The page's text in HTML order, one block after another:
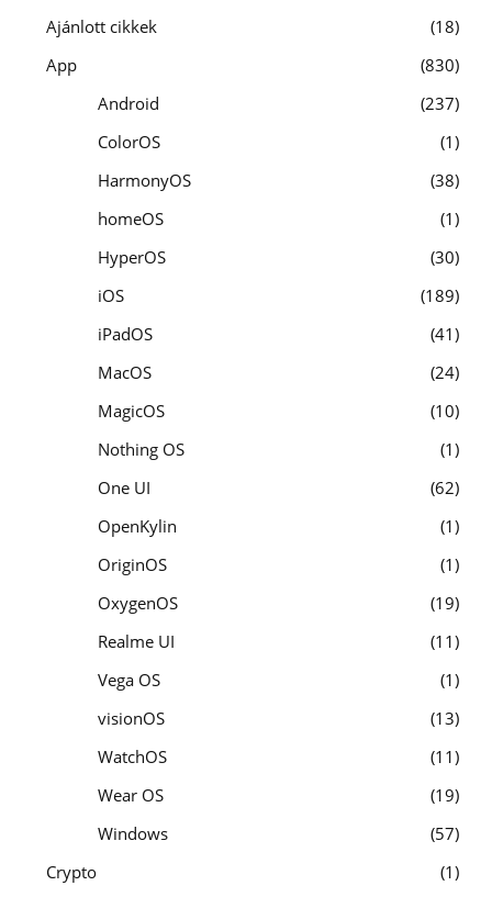
Ajánlott cikkek
18
App
830
Android
237
ColorOS
1
HarmonyOS
38
homeOS
1
HyperOS
30
iOS
189
iPadOS
41
MacOS
24
MagicOS
10
Nothing OS
1
One UI
62
OpenKylin
1
OriginOS
1
OxygenOS
19
Realme UI
11
Vega OS
1
visionOS
13
WatchOS
11
Wear OS
19
Windows
57
Crypto
1